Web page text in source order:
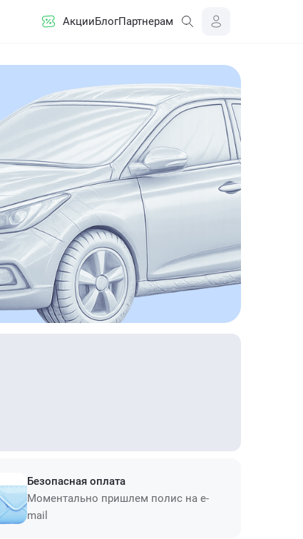
АкцииБлогПартнерам
Безопасная оплата
Моментально пришлем полис на e-
mail